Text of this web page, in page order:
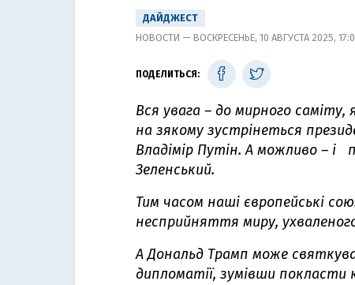
ДАЙДЖЕСТ
НОВОСТИ — ВОСКРЕСЕНЬЕ, 10 АВГУСТА 2025,
ПОДЕЛИТЬСЯ:
Вся увага – до мирного саміту,
на зякому зустрінеться
Владімір Путін. А можливо – і
Зеленський.
Тим часом наші європейські
несприйняття миру,
А Дональд Трамп може
дипломатії, зумівши покласти